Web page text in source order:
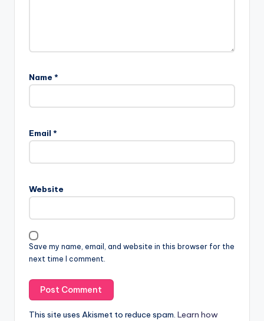
Name *
Email *
Website
Save my name, email, and website in this browser for the
next time I comment.
This site uses Akismet to reduce spam. Learn how